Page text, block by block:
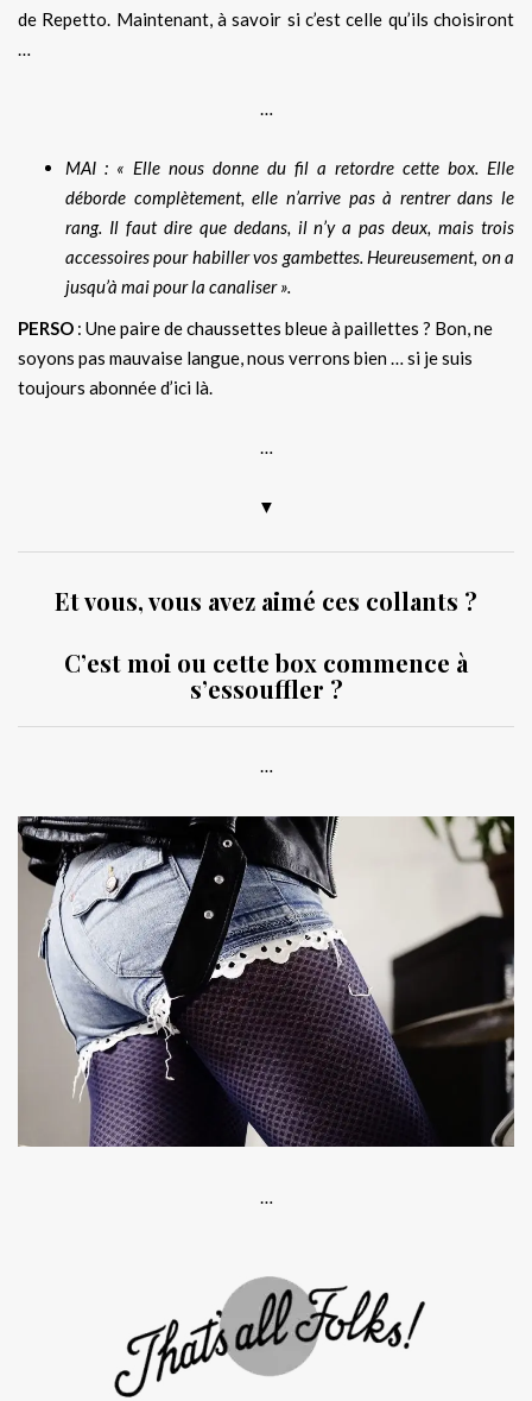
de Repetto. Maintenant, à savoir si c’est celle qu’ils choisiront
MAI : « Elle nous donne du fil a retordre cette box. Elle
déborde complètement, elle n’arrive pas à rentrer dans le
rang. Il faut dire que dedans, il n’y a pas deux, mais trois
accessoires pour habiller vos gambettes. Heureusement, on a
jusqu’à mai pour la canaliser ».
PERSO : Une paire de chaussettes bleue à paillettes ? Bon, ne
soyons pas mauvaise langue, nous verrons bien … si je suis
toujours abonnée d’ici là.
▼
Et vous, vous avez aimé ces collants ?
C’est moi ou cette box commence à
s’essouffler ?
…